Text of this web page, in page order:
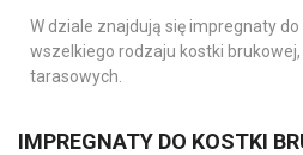
W dziale znajdują się impregnaty
wszelkiego rodzaju kostki brukowej,
tarasowych.
IMPREGNATY DO KOSTKI